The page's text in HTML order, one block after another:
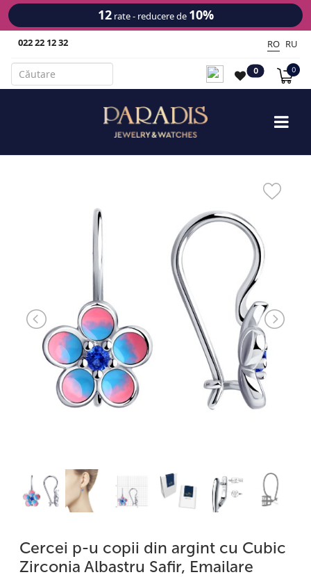
12rate - reducere de 10%
022 22 12 32 RO RU
0 0
Cercei p-u copii din argint cu Cubic
Zirconia Albastru Safir, Emailare